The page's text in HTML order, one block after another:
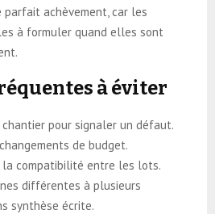
achèvement, car les
à formuler quand elles sont
à éviter
pour signaler un défaut.
de budget.
la compatibilité entre les lots.
différentes à plusieurs
synthèse écrite.